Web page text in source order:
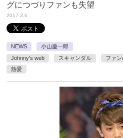
グにつづりファンも失望
2017.3.6
NEWS
小山慶一郎
Johnny's web
スキャンダル ファ
熱愛